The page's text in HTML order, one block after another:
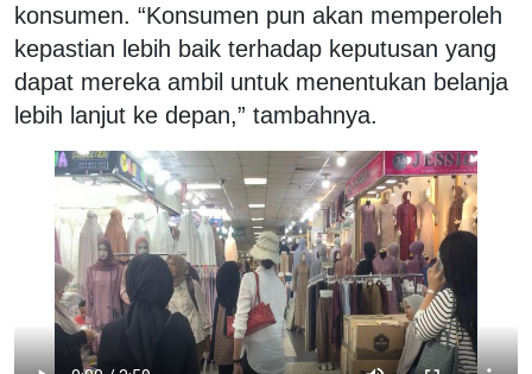
konsumen. “Konsumen pun akan memperoleh
kepastian lebih baik terhadap keputusan yang
dapat mereka ambil untuk menentukan belanja
lebih lanjut ke depan,” tambahnya.